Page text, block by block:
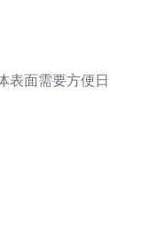
表面需要方便日